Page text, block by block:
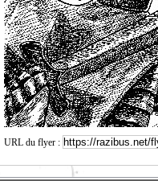
URL du flyer :